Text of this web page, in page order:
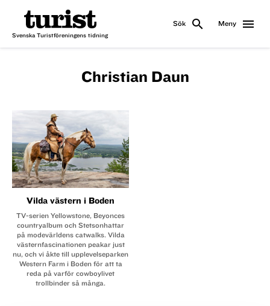
Svenska Turistföreningens tidning
Sök search Meny menu
Christian Daun
Vilda västern i Boden
TV-serien Yellowstone, Beyonces
countryalbum och Stetsonhattar
på modevärldens catwalks. Vilda
västern­fascinationen peakar just
nu, och vi åkte till upplevelse­parken
Western Farm i Boden för att ta
reda på varför cowboylivet
trollbinder så många.